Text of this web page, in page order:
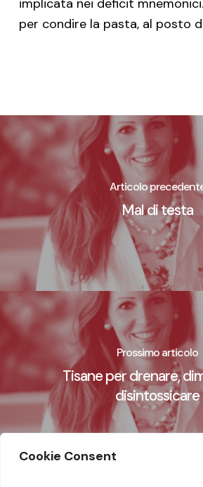
Cookie Consent
implicata nei deficit
per condire la pasta, al posto
Articolo
Mal di testa
Prossimo articolo
Tisane per drenare,
disintossicare